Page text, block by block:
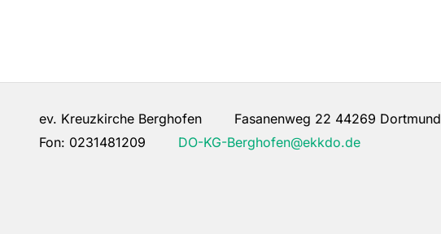
ev. Kreuzkirche Berghofen Fasanenweg 22 44269 Dortmund
Fon: 0231481209 DO-KG-Berghofen@ekkdo.de